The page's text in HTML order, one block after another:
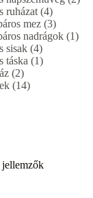
ruházat 44
termék
mez 33
termék
nadrágok 11
sisak 44
termék
táska 11
22
termék
1414
jellemzők